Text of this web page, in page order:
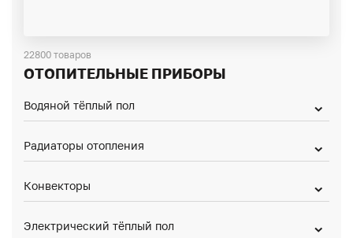
22800 товаров
ОТОПИТЕЛЬНЫЕ ПРИБОРЫ
Водяной тёплый пол
Радиаторы отопления
Конвекторы
Электрический тёплый пол